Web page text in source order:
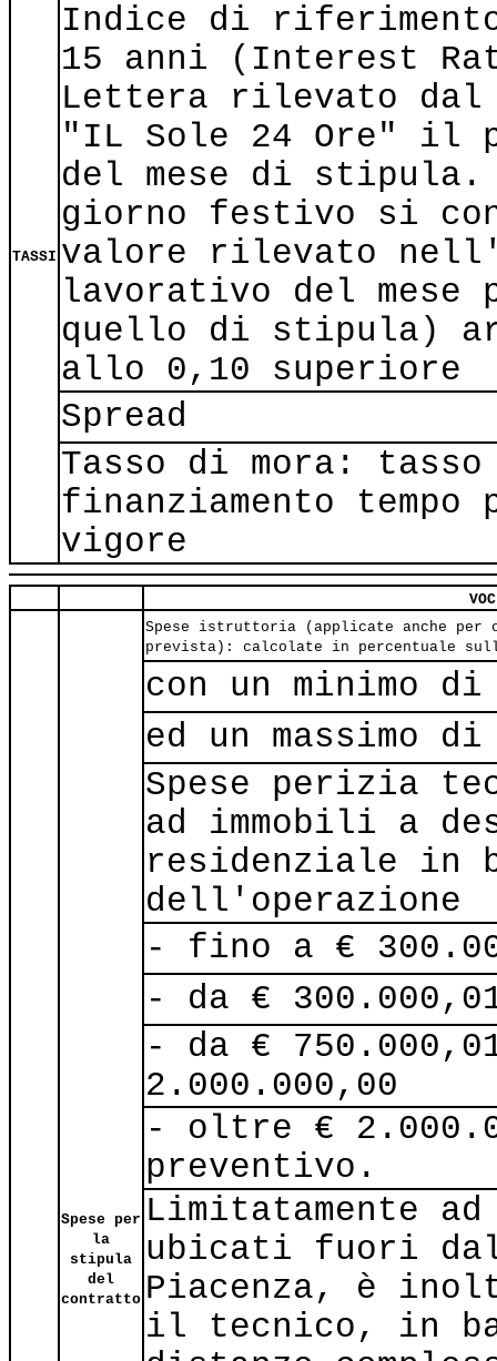
TASSI
Indice di
15 anni (Interest
Lettera rilevato dal
"IL Sole 24 Ore" il
del mese di
giorno festivo si
valore rilevato
lavorativo del mese
quello di stipula)
allo 0,10 superiore
Spread
Tasso di mora:
finanziamento tempo
vigore
Spese per
la
stipula
del
contratto
Spese istruttoria (applicate anche per
prevista): calcolate in percentuale
con un minimo di
ed un massimo di
Spese perizia
ad immobili a
residenziale in
dell'operazione
- fino a €
- da €
- da €
2.000.000,00
- oltre €
preventivo.
Limitatamente
ubicati fuori
Piacenza, è
il tecnico, in